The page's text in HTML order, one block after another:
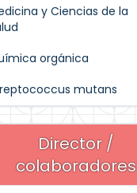
y Ciencias de la
orgánica
mutans
Director /
colaboradores